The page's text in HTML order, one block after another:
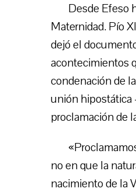
Desde Efeso
Maternidad. Pío
dejó el
acontecimientos
condenación de
unión hipostática
proclamación de
no en que la
nacimiento de la